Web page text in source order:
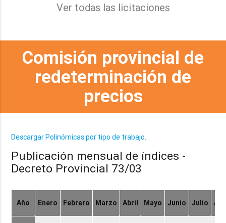
Ver todas las licitaciones
Comisión provincial de
redeterminación de
precios
Descargar Polinómicas por tipo de trabajo.
Publicación mensual de índices -
Decreto Provincial 73/03
Año Enero Febrero Marzo Abril Mayo Junio Julio